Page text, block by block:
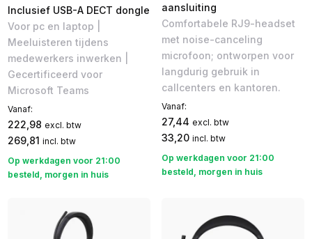
Inclusief USB-A DECT dongle
Voor pc en laptop |
Meeluisteren tijdens
medewerkers inwerken |
Gecertificeerd voor
Microsoft Teams
Vanaf:
222,98 excl. btw
269,81 incl. btw
Op werkdagen voor 21:00
besteld, morgen in huis
aansluiting
Comfortabele RJ9-headset
met noise-canceling
microfoon; ontworpen voor
langdurig gebruik in
callcenters en kantoren.
Vanaf:
27,44 excl. btw
33,20 incl. btw
Op werkdagen voor 21:00
besteld, morgen in huis